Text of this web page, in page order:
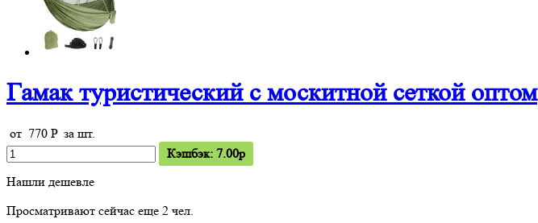
Гамак туристический с москитной сеткой оптом
от 770 Pза шт.
Кэшбэк: 7.00p
Нашли дешевле
Просматривают сейчас еще 2 чел.